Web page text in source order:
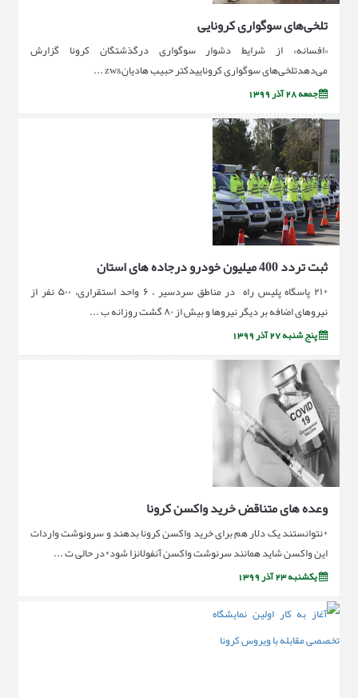
تلخی‌های سوگواری کرونایی
«افسانه» از شرایط دشوار سوگواری درگذشتگان کرونا گزارش
می‌دهدتلخی‌های سوگواری کروناییدکتر حبیب هادیان&zw ...
جمعه 28 آذر 1399
ثبت تردد 400 ميليون خودرو درجاده هاى استان
*۲۱ پاسگاه پلیس راه در مناطق سردسیر ، ۶ واحد استقراری، ۵۰۰ نفر از
نیروهای اضافه بر دیگر نیروها و بیش از ۸۰ گشت روزانه ب ...
پنج شنبه 27 آذر 1399
وعده هاى متناقض خريد واكسن كرونا
*نتوانستند یک دلار هم برای خرید واکسن کرونا بدهند و سرونوشت واردات
این واکسن شاید همانند سرنوشت واکسن آنفولانزا شود*در حالی ت ...
یکشنبه 23 آذر 1399